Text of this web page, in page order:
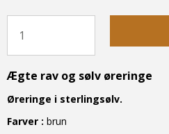
Ægte rav og sølv øreringe
Øreringe i sterlingsølv.
Farver : brun